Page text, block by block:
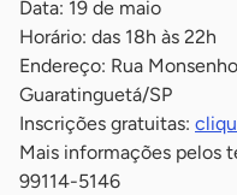
Data: 19 de maio
Horário: das 18h às 22h
Endereço: Rua
Guaratinguetá/SP
Inscrições gratuitas:
Mais informações pelos
99114-5146